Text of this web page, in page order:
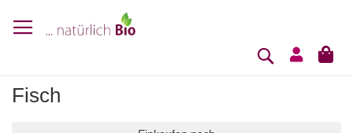
Suche
Fisch